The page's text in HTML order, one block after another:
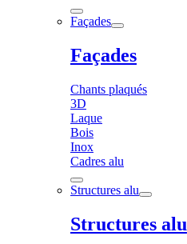
Façades
Façades
Chants plaqués
3D
Laque
Bois
Inox
Cadres alu
Structures alu
Structures alu